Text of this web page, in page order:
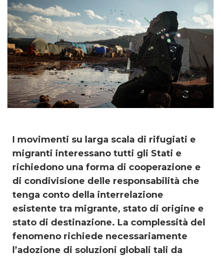
I movimenti su larga scala di rifugiati e
migranti interessano tutti gli Stati e
richiedono una forma di cooperazione e
di condivisione delle responsabilità che
tenga conto della interrelazione
esistente tra migrante, stato di origine e
stato di destinazione. La complessità del
fenomeno richiede necessariamente
l’adozione di soluzioni globali tali da